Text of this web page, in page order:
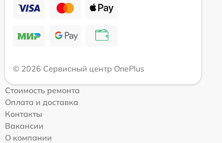
© 2026 Сервисный центр OnePlus
Стоимость ремонта
Оплата и доставка
Контакты
Вакансии
О компании